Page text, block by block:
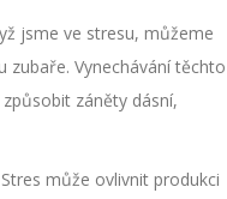
jsme ve stresu, můžeme
zubaře. Vynechávání těchto
záněty dásní,
může ovlivnit produkci